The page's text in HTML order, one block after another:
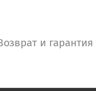
и гарантия